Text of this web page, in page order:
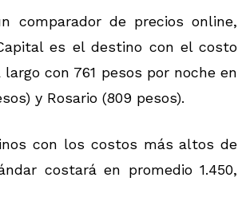
comparador de precios online,
es el destino con el costo
con 761 pesos por noche en
y Rosario (809 pesos).
con los costos más altos de
costará en promedio 1.450,